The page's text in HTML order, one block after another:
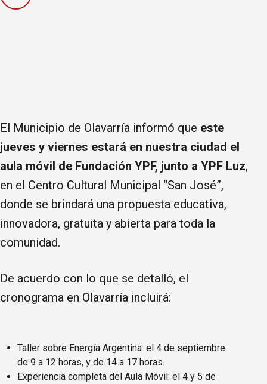
El Municipio de Olavarría informó que este
jueves y viernes estará en nuestra ciudad el
aula móvil de Fundación YPF, junto a YPF Luz,
en el Centro Cultural Municipal “San José”,
donde se brindará una propuesta educativa,
innovadora, gratuita y abierta para toda la
comunidad.
De acuerdo con lo que se detalló, el
cronograma en Olavarría incluirá:
Taller sobre Energía Argentina: el 4 de septiembre
de 9 a 12 horas, y de 14 a 17 horas.
Experiencia completa del Aula Móvil: el 4 y 5 de